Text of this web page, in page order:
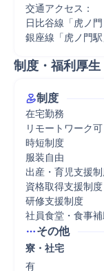
交通アクセス：
日比谷線「虎ノ
銀座線「虎ノ門
制度・福利厚生
制度
在宅勤務
リモートワーク可
時短制度
服装自由
出産・育児支援
資格取得支援制度
研修支援制度
社員食堂・食事補
その他
寮・社宅
有